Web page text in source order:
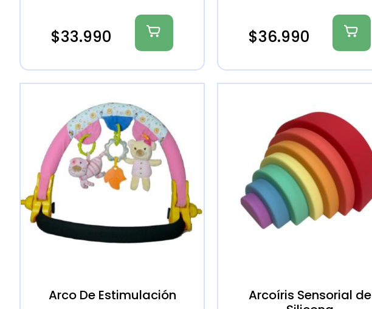
$33.990 $36.990
Arco De Estimulación
Arcoíris Sensorial de